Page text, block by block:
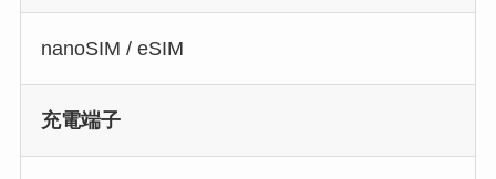
nanoSIM / eSIM
充電端子